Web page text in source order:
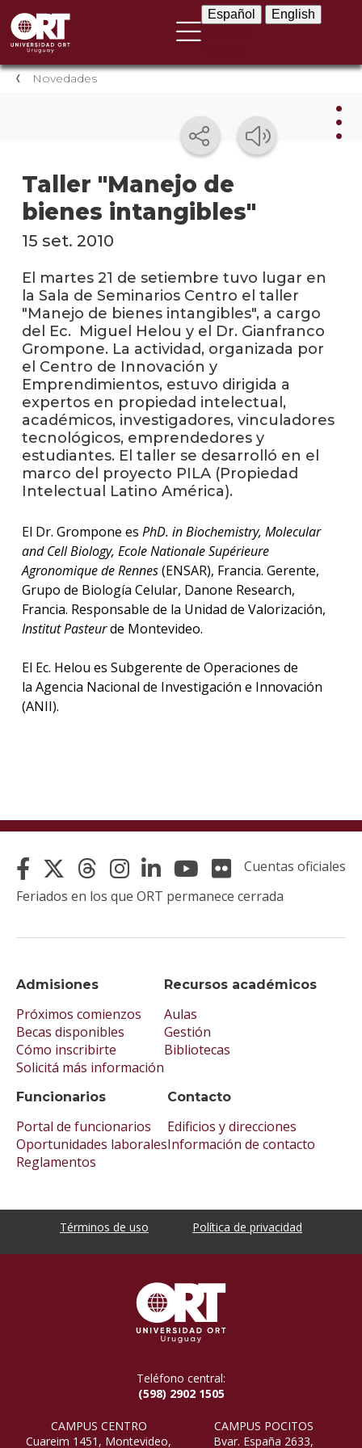
Español English
Novedades
Taller "Manejo de
bienes intangibles"
en
15 set. 2010
El martes 21 de setiembre tuvo lugar en
la Sala de Seminarios Centro el taller
"Manejo de bienes intangibles", a cargo
del Ec. Miguel Helou y el Dr. Gianfranco
Grompone. La actividad, organizada por
el Centro de Innovación y
Emprendimientos, estuvo dirigida a
expertos en propiedad intelectual,
académicos, investigadores, vinculadores
tecnológicos, emprendedores y
estudiantes. El taller se desarrolló en el
marco del proyecto PILA (Propiedad
Intelectual Latino América).
El Dr. Grompone es PhD. in Biochemistry, Molecular
and Cell Biology, Ecole Nationale Supérieure
Agronomique de Rennes(ENSAR), Francia. Gerente,
Grupo de Biología Celular, Danone Research,
Francia. Responsable de la Unidad de Valorización,
Institut Pasteurde Montevideo.
El Ec. Helou es Subgerente de Operaciones de
la Agencia Nacional de Investigación e Innovación
(ANII).
Admisiones
Próximos comienzos
Becas disponibles
Cómo inscribirte
Solicitá más información
Recursos académicos
Aulas
Gestión
Bibliotecas
Funcionarios
Portal de funcionarios
Oportunidades laborales
Reglamentos
Contacto
Edificios y direcciones
Información de contacto
Cuentas oficiales
Feriados en los que ORT permanece cerrada
Términos de uso Política de privacidad
Teléfono central:
(598) 2902 1505
CAMPUS CENTRO
Cuareim 1451, Montevideo,
CAMPUS POCITOS
Bvar. España 2633,